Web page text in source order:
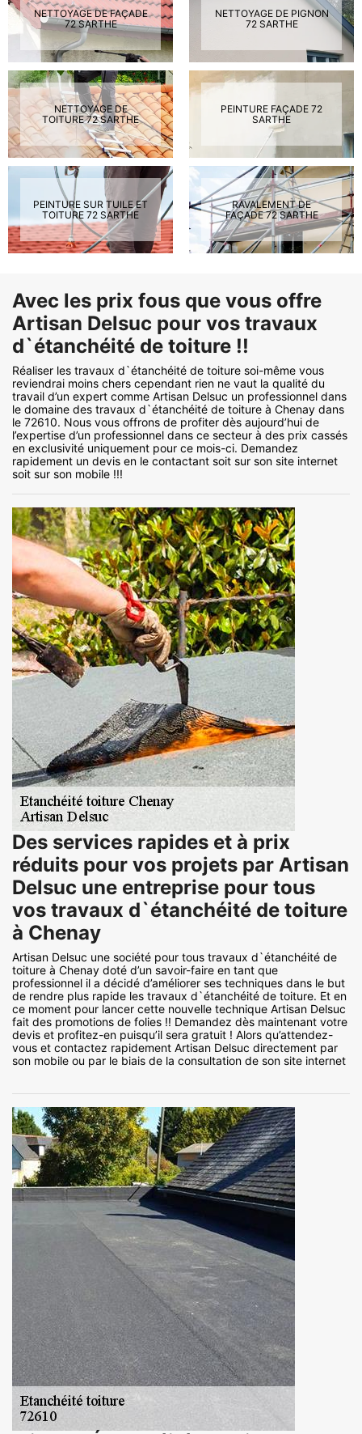
NETTOYAGE DE FAÇADE
72 SARTHE
NETTOYAGE DE PIGNON
72 SARTHE
NETTOYAGE DE
TOITURE 72 SARTHE
PEINTURE FAÇADE 72
SARTHE
PEINTURE SUR TUILE ET
TOITURE 72 SARTHE
RAVALEMENT DE
FAÇADE 72 SARTHE
Avec les prix fous que vous offre
Artisan Delsuc pour vos travaux
d`étanchéité de toiture !!
Réaliser les travaux d`étanchéité de toiture soi-même vous
reviendrai moins chers cependant rien ne vaut la qualité du
travail d’un expert comme Artisan Delsuc un professionnel dans
le domaine des travaux d`étanchéité de toiture à Chenay dans
le 72610. Nous vous offrons de profiter dès aujourd’hui de
l’expertise d’un professionnel dans ce secteur à des prix cassés
en exclusivité uniquement pour ce mois-ci. Demandez
rapidement un devis en le contactant soit sur son site internet
soit sur son mobile !!!
Des services rapides et à prix
réduits pour vos projets par Artisan
Delsuc une entreprise pour tous
vos travaux d`étanchéité de toiture
à Chenay
Artisan Delsuc une société pour tous travaux d`étanchéité de
toiture à Chenay doté d’un savoir-faire en tant que
professionnel il a décidé d’améliorer ses techniques dans le but
de rendre plus rapide les travaux d`étanchéité de toiture. Et en
ce moment pour lancer cette nouvelle technique Artisan Delsuc
fait des promotions de folies !! Demandez dès maintenant votre
devis et profitez-en puisqu’il sera gratuit ! Alors qu’attendez-
vous et contactez rapidement Artisan Delsuc directement par
son mobile ou par le biais de la consultation de son site internet